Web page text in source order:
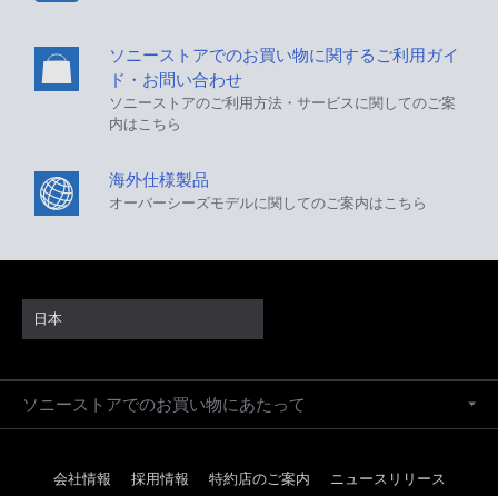
ソニーストアでのお買い物に関するご利用ガイ
ド・お問い合わせ
ソニーストアのご利用方法・サービスに関してのご案
内はこちら
海外仕様製品
オーバーシーズモデルに関してのご案内はこちら
日本
ソニーストアでのお買い物にあたって
会社情報 採用情報 特約店のご案内 ニュースリリース